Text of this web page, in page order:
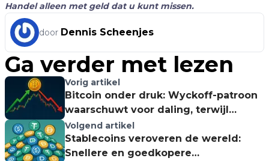
Handel alleen met geld dat u kunt missen.
door Dennis Scheenjes
Ga verder met lezen
Vorig artikel
Bitcoin onder druk: Wyckoff-patroon
waarschuwt voor daling, terwijl
altcoins klaarstaan voor rally
Volgend artikel
Stablecoins veroveren de wereld:
Snellere en goedkopere